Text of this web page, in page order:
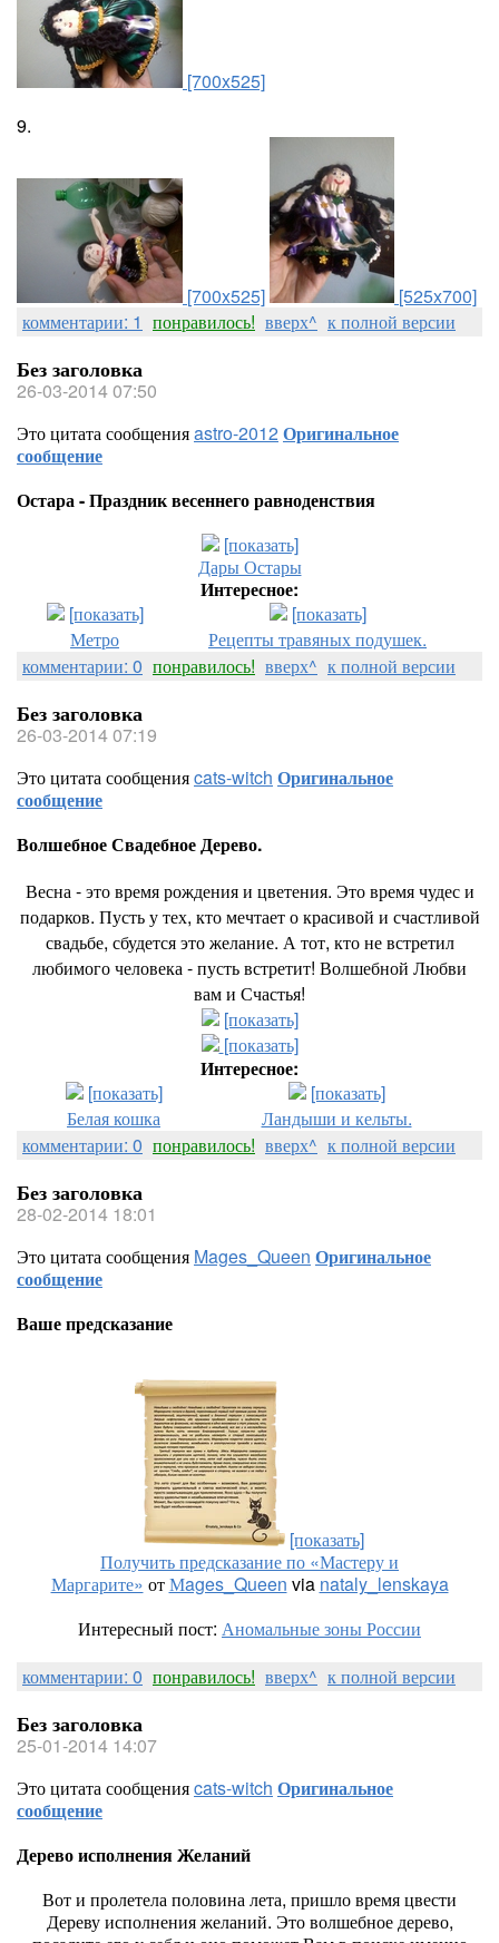
[700x525]
9.
[700x525]
[525x700]
комментарии: 1 понравилось! вверх^ к полной версии
Без заголовка
26-03-2014 07:50
Это цитата сообщенияastro-2012Оригинальное
сообщение
Остара - Праздник весеннего равноденствия
[показать]
Дары Остары
Интересное:
[показать]
[показать]
Метро
Рецепты травяных подушек.
комментарии: 0 понравилось! вверх^ к полной версии
Без заголовка
26-03-2014 07:19
Это цитата сообщенияcats-witch Оригинальное
сообщение
Волшебное Свадебное Дерево.
Весна - это время рождения и цветения. Это время чудес и
подарков. Пусть у тех, кто мечтает о красивой и счастливой
свадьбе, сбудется это желание. А тот, кто не встретил
любимого человека - пусть встретит! Волшебной Любви
вам и Счастья!
[показать]
[показать]
Интересное:
[показать]
[показать]
Белая кошка
Ландыши и кельты.
комментарии: 0 понравилось! вверх^ к полной версии
Без заголовка
28-02-2014 18:01
Это цитата сообщения Mages_Queen Оригинальное
сообщение
Ваше предсказание
[показать]
Получить предсказание по «Мастеру и
Маргарите» отМages_Queen via nataly_lenskaya
Интересный пост: Аномальные зоны России
комментарии: 0 понравилось! вверх^ к полной версии
Без заголовка
25-01-2014 14:07
Это цитата сообщенияcats-witch Оригинальное
сообщение
Дерево исполнения Желаний
Вот и пролетела половина лета, пришло время цвести
Дереву исполнения желаний. Это волшебное дерево,